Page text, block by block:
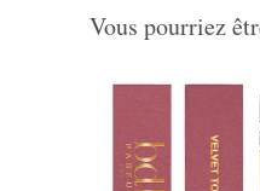
Vous pourriez